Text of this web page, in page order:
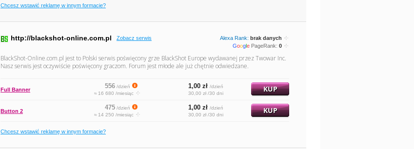
Chcesz wstawić reklamę w innym formacie?
http://blackshot-online.com.pl Zobacz serwis Alexa Rank: brak danych
Google PageRank: 0
BlackShot-Online.com.pl jest to Polski serwis poświęcony grze BlackShot Europe wydawanej przez Twowar Inc.
Nasz serwis jest oczywiście poświęcony graczom. Forum jest młode ale już chętnie odwiedzane.
Full Banner 556 /dzień
≈ 16 680 /miesiąc
1,00 zł /dzień
30,00 zł /30 dni
KUP
Button 2 475 /dzień
≈ 14 250 /miesiąc
1,00 zł /dzień
30,00 zł /30 dni
KUP
Chcesz wstawić reklamę w innym formacie?